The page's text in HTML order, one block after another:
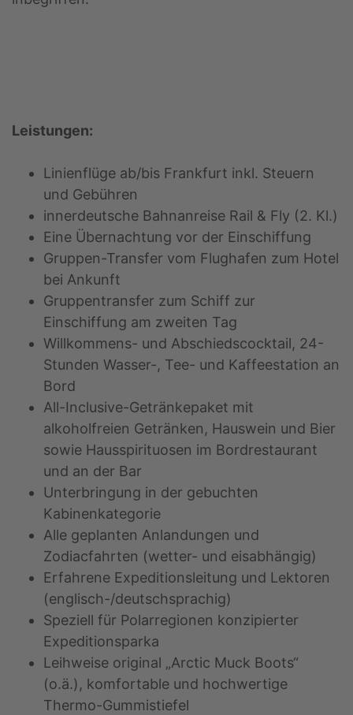
Leistungen:
Linienflüge ab/bis Frankfurt inkl. Steuern
und Gebühren
innerdeutsche Bahnanreise Rail & Fly (2. Kl.)
Eine Übernachtung vor der Einschiffung
Gruppen-Transfer vom Flughafen zum Hotel
bei Ankunft
Gruppentransfer zum Schiff zur
Einschiffung am zweiten Tag
Willkommens- und Abschiedscocktail, 24-
Stunden Wasser-, Tee- und Kaffeestation an
Bord
All-Inclusive-Getränkepaket mit
alkoholfreien Getränken, Hauswein und Bier
sowie Hausspirituosen im Bordrestaurant
und an der Bar
Unterbringung in der gebuchten
Kabinenkategorie
Alle geplanten Anlandungen und
Zodiacfahrten (wetter- und eisabhängig)
Erfahrene Expeditionsleitung und Lektoren
(englisch-/deutschsprachig)
Speziell für Polarregionen konzipierter
Expeditionsparka
Leihweise original „Arctic Muck Boots“
(o.ä.), komfortable und hochwertige
Thermo-Gummistiefel